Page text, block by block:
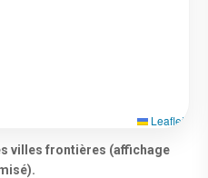
Leaflet
villes frontières (affichage